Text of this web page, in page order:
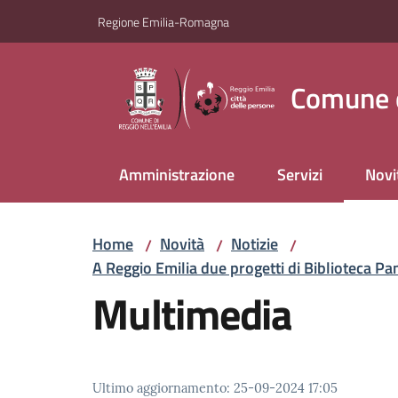
Regione Emilia-Romagna
Amministrazione Servizi
Home / Novità / Notizie /
A Reggio Emilia due progetti di Biblioteca
Multimedia
Ultimo aggiornamento: 25-09-2024 17:05